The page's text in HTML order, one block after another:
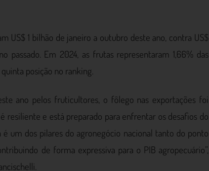
US$ 1 bilhão de janeiro a outubro deste ano, contra US$
passado. Em 2024, as frutas representaram 1,66% das
posição no ranking.
ano pelos fruticultores, o fôlego nas exportações foi
resiliente e está preparado para enfrentar os desafios do
um dos pilares do agronegócio nacional tanto do ponto
de forma expressiva para o PIB agropecuário”,